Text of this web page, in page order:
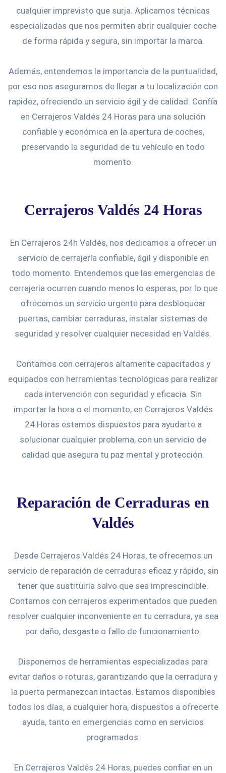
cualquier imprevisto que surja. Aplicamos técnicas
especializadas que nos permiten abrir cualquier coche
de forma rápida y segura, sin importar la marca.
Además, entendemos la importancia de la puntualidad,
por eso nos aseguramos de llegar a tu localización con
rapidez, ofreciendo un servicio ágil y de calidad. Confía
en Cerrajeros Valdés 24 Horas para una solución
confiable y económica en la apertura de coches,
preservando la seguridad de tu vehículo en todo
momento.
Cerrajeros Valdés 24 Horas
En Cerrajeros 24h Valdés, nos dedicamos a ofrecer un
servicio de cerrajería confiable, ágil y disponible en
todo momento. Entendemos que las emergencias de
cerrajería ocurren cuando menos lo esperas, por lo que
ofrecemos un servicio urgente para desbloquear
puertas, cambiar cerraduras, instalar sistemas de
seguridad y resolver cualquier necesidad en Valdés.
Contamos con cerrajeros altamente capacitados y
equipados con herramientas tecnológicas para realizar
cada intervención con seguridad y eficacia. Sin
importar la hora o el momento, en Cerrajeros Valdés
24 Horas estamos dispuestos para ayudarte a
solucionar cualquier problema, con un servicio de
calidad que asegura tu paz mental y protección.
Reparación de Cerraduras en
Valdés
Desde Cerrajeros Valdés 24 Horas, te ofrecemos un
servicio de reparación de cerraduras eficaz y rápido, sin
tener que sustituirla salvo que sea imprescindible.
Contamos con cerrajeros experimentados que pueden
resolver cualquier inconveniente en tu cerradura, ya sea
por daño, desgaste o fallo de funcionamiento.
Disponemos de herramientas especializadas para
evitar daños o roturas, garantizando que la cerradura y
la puerta permanezcan intactas. Estamos disponibles
todos los días, a cualquier hora, dispuestos a ofrecerte
ayuda, tanto en emergencias como en servicios
programados.
En Cerrajeros Valdés 24 Horas, puedes confiar en un